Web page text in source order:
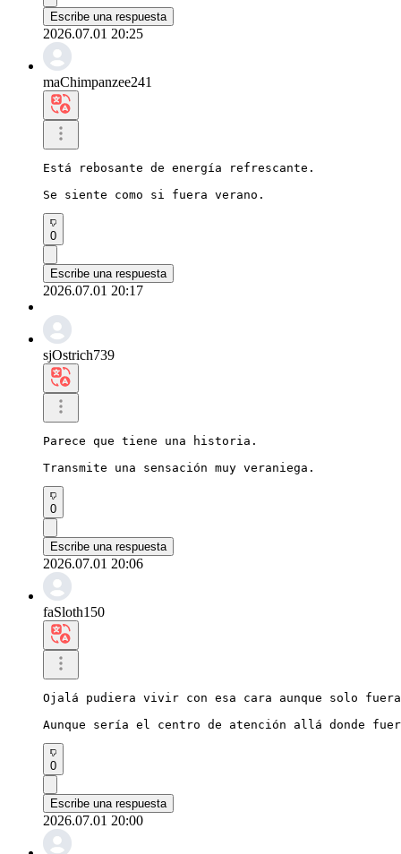
Escribe una respuesta
2026.07.01 20:25
maChimpanzee241
Está rebosante de energía refrescante.
Se siente como si fuera verano.
0
Escribe una respuesta
2026.07.01 20:17
sjOstrich739
Parece que tiene una historia.
Transmite una sensación muy veraniega.
0
Escribe una respuesta
2026.07.01 20:06
faSloth150
Ojalá pudiera vivir con esa cara aunque solo
Aunque sería el centro de atención allá donde
0
Escribe una respuesta
2026.07.01 20:00